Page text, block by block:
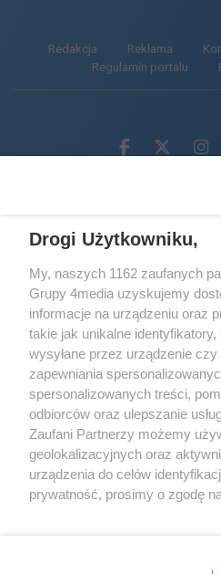
Redakcja Reklama
Regulamin portalu
X.com
Unmute
22.67%
Drogi Użytkowniku,
My, naszych 1162 zaufanych
Grupy 4media uzyskujemy
informacje na urządzeniu oraz
takie jak unikalne
wysyłane przez urządzenie
zapewniania
spersonalizowanych treści,
odbiorców oraz ulepszanie
Zaufani Partnerzy możemy
geolokalizacyjnych oraz
urządzenia do celów
prywatność, prosimy o zgodę